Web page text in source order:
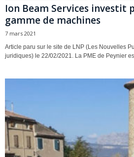
Ion Beam Services investit
gamme de machines
7 mars 2021
Article paru sur le site de LNP (Les Nouvelles
juridiques) le 22/02/2021. La PME de Peynier